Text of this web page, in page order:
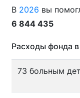
В 2026 вы
6 844 435
Расходы фонда
73 больным